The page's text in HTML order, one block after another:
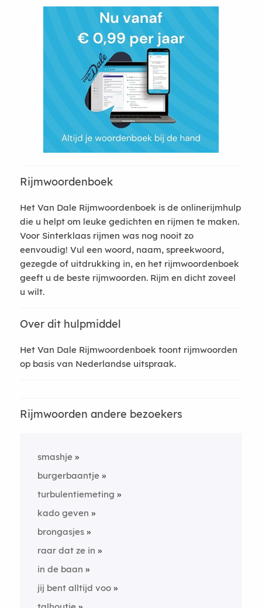
Rijmwoordenboek
Het Van Dale Rijmwoordenboek is de onlinerijmhulp
die u helpt om leuke gedichten en rijmen te maken.
Voor Sinterklaas rijmen was nog nooit zo
eenvoudig! Vul een woord, naam, spreekwoord,
gezegde of uitdrukking in, en het rijmwoordenboek
geeft u de beste rijmwoorden. Rijm en dicht zoveel
u wilt.
Over dit hulpmiddel
Het Van Dale Rijmwoordenboek toont rijmwoorden
op basis van Nederlandse uitspraak.
Rijmwoorden andere bezoekers
smashje
burgerbaantje
turbulentiemeting
kado geven
brongasjes
raar dat ze in
in de baan
jij bent alltijd voo